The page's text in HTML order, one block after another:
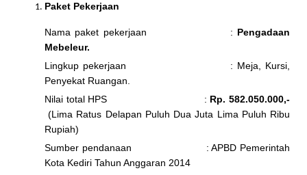
Paket Pekerjaan
Nama paket pekerjaan : Pengadaan
Mebeleur.
Lingkup pekerjaan : Meja, Kursi,
Penyekat Ruangan.
Nilai total HPS : Rp.582.050.000,-
(Lima Ratus Delapan Puluh Dua Juta Lima Puluh Ribu
Rupiah)
Sumber pendanaan : APBD Pemerintah
Kota Kediri Tahun Anggaran 2014